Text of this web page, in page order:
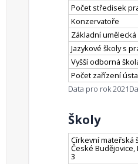
Počet středisek
Konzervatoře
Základní umělecká
Jazykové školy s
Vyšší odborná
Počet zařízení
Data pro rok 2021
Školy
Církevní mateřská
České Budějovice,
3